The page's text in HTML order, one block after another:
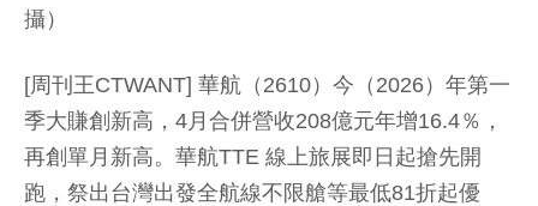
攝）
[周刊王CTWANT] 華航（2610）今（2026）年第一
季大賺創新高，4月合併營收208億元年增16.4％，
再創單月新高。華航TTE 線上旅展即日起搶先開
跑，祭出台灣出發全航線不限艙等最低81折起優